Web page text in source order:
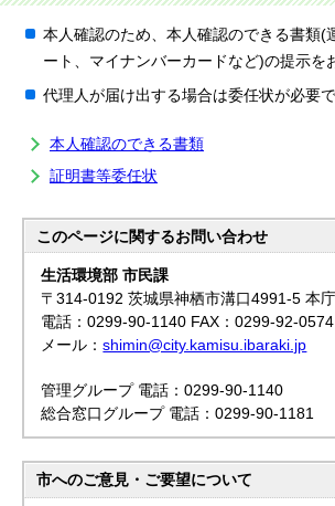
本人確認のため、本人確認のできる書類(
ート、マイナンバーカードなど)の提示を
代理人が届け出する場合は委任状が必要で
本人確認のできる書類
証明書等委任状
このページに関するお問い合わせ
生活環境部 市民課
〒314-0192 茨城県神栖市溝口4991-5 本
電話：0299-90-1140 FAX：0299-92-0574
メール：shimin@city.kamisu.ibaraki.jp
管理グループ 電話：0299-90-1140
総合窓口グループ 電話：0299-90-1181
市へのご意見・ご要望について